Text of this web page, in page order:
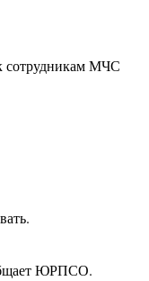
сотрудникам МЧС
ЮРПСО.